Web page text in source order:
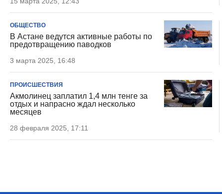
ОБЩЕСТВО
В Астане ведутся активные работы по
предотвращению паводков
3 марта 2025, 16:48
ПРОИСШЕСТВИЯ
Акмолинец заплатил 1,4 млн тенге за
отдых и напрасно ждал несколько
месяцев
28 февраля 2025, 17:11